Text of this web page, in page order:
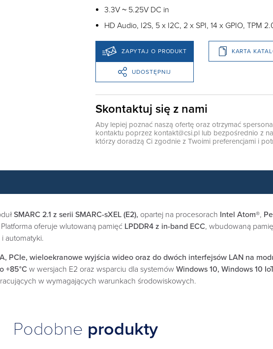
3.3V ~ 5.25V DC in
HD Audio, I2S, 5 x I2C, 2 x SPI, 14 x GPIO, TPM
ZAPYTAJ O PRODUKT KARTA
UDOSTĘPNIJ
Skontaktuj się z nami
Aby lepiej poznać naszą ofertę oraz otrzymać
kontaktu poprzez kontakt@csi.pl lub bezpośrednio z
którzy doradzą Ci zgodnie z Twoimi preferencjami i
SMARC 2.1 z serii SMARC-sXEL (E2), opartej na procesorach Intel Atom®,
oferuje wlutowaną pamięć LPDDR4 z in-band ECC, wbudowaną
automatyki.
PCIe, wieloekranowe wyjścia wideo oraz do dwóch interfejsów LAN na
+85°C w wersjach E2 oraz wsparciu dla systemów Windows 10, Windows 10
w wymagających warunkach środowiskowych.
Podobne produkty